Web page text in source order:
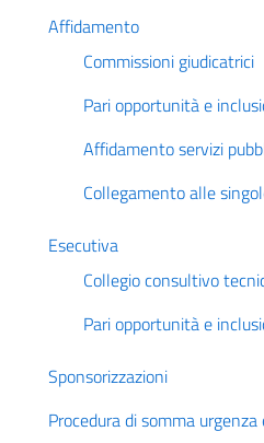
Affidamento
Commissioni giudicatrici
Pari opportunità e
Affidamento servizi
Collegamento alle
Esecutiva
Collegio consultivo
Pari opportunità e
Sponsorizzazioni
Procedura di somma